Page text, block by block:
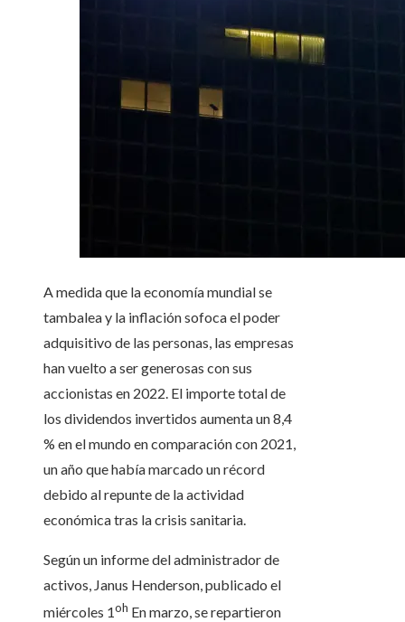
A medida que la economía mundial se
tambalea y la inflación sofoca el poder
adquisitivo de las personas, las empresas
han vuelto a ser generosas con sus
accionistas en 2022. El importe total de
los dividendos invertidos aumenta un 8,4
% en el mundo en comparación con 2021,
un año que había marcado un récord
debido al repunte de la actividad
económica tras la crisis sanitaria.
Según un informe del administrador de
activos, Janus Henderson, publicado el
miércoles 1oh En marzo, se repartieron